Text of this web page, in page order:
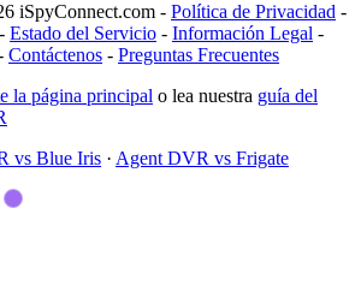
iSpyConnect.com - Política de Privacidad -
- Estado del Servicio - Información Legal -
Contáctenos - Preguntas Frecuentes
la página principal o lea nuestra guía del
vs Blue Iris · Agent DVR vs Frigate